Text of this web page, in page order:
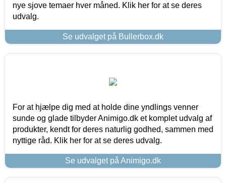
nye sjove temaer hver måned. Klik her for at se deres
udvalg.
Se udvalget på Bullerbox.dk
For at hjælpe dig med at holde dine yndlings venner
sunde og glade tilbyder Animigo.dk et komplet udvalg af
produkter, kendt for deres naturlig godhed, sammen med
nyttige råd. Klik her for at se deres udvalg.
Se udvalget på Animigo.dk